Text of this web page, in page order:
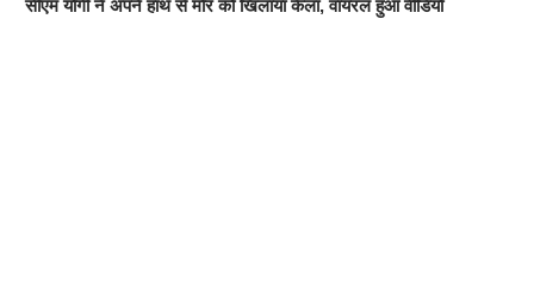
सीएम योगी ने अपने हाथ से मोर को खिलाया केला, वायरल हुआ वीडियो